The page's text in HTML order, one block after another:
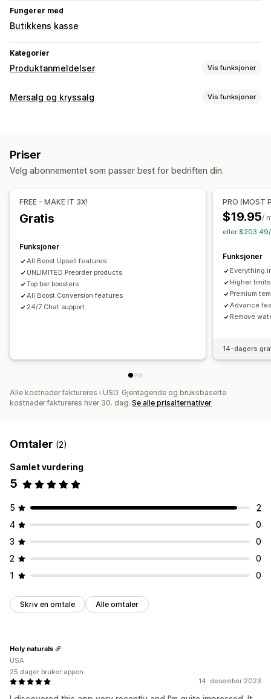
Fungerer med
Butikkens kasse
Kategorier
Produktanmeldelser Vis funksjoner
Visningsalternativer
Måter å innhente omtaler på
E-postforespørsler
Spørreundersøkelser
Mersalg og kryssalg Vis funksjoner
Progresjonsfelt
Analyse
Priser
Velg abonnementet som passer best for bedriften din.
FREE - MAKE IT 3X!
Gratis
Funksjoner
All Boost Upsell features
UNLIMITED Preorder products
Top bar boosters
All Boost Conversion features
24/7 Chat support
PRO (MOST
$19.95/
eller $203.49/
Funksjoner
Everything
Higher
Premium
Advance
Remove
14-dagers
Alle kostnader faktureres i USD. Gjentagende og bruksbaserte
kostnader faktureres hver 30. dag. Se alle prisalternativer
Omtaler (2)
Samlet vurdering
5
5
2
4
0
3
0
2
0
1
0
Skriv en omtale Alle omtaler
14. desember 2023
Holy naturals
USA
25 dager bruker appen